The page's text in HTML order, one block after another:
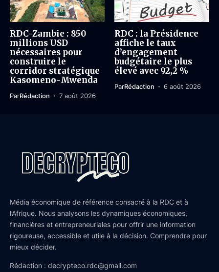
RDC-Zambie : 850
millions USD
nécessaires pour
construire le
corridor stratégique
Kasomeno-Mwenda
ParRédaction 7 août 2026
RDC : la Présidence
affiche le taux
d’engagement
budgétaire le plus
élevé avec 92,2 %
ParRédaction 6 août 2026
Média économique de référence consacré à la RDC et à
l’Afrique. Nous analysons les dynamiques économiques,
financières et entrepreneuriales pour offrir une information
rigoureuse, accessible et utile à la décision. Comprendre pour
mieux décider.
Rédaction : decrypteco.rdc@gmail.com